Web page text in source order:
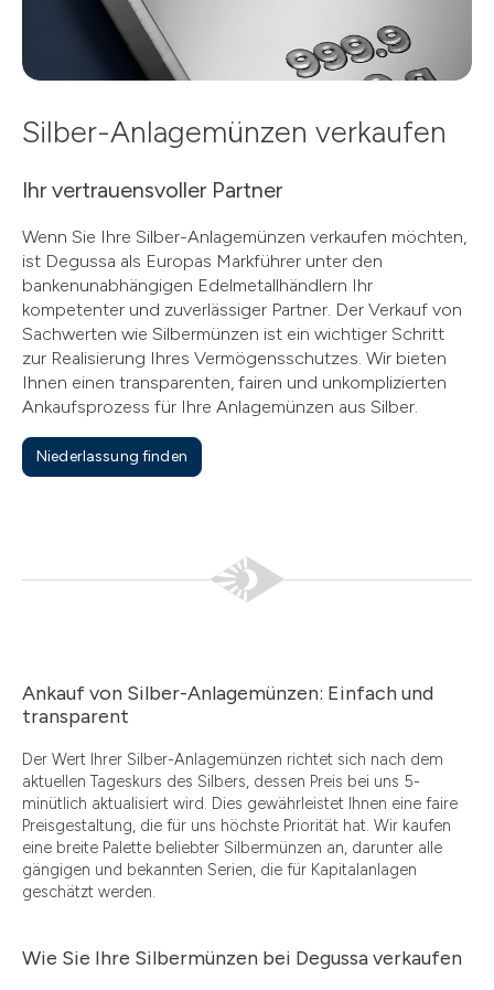
Silber-Anlagemünzen verkaufen
Ihr vertrauensvoller Partner
Wenn Sie Ihre Silber-Anlagemünzen verkaufen möchten,
ist Degussa als Europas Markführer unter den
bankenunabhängigen Edelmetallhändlern Ihr
kompetenter und zuverlässiger Partner. Der Verkauf von
Sachwerten wie Silbermünzen ist ein wichtiger Schritt
zur Realisierung Ihres Vermögensschutzes. Wir bieten
Ihnen einen transparenten, fairen und unkomplizierten
Ankaufsprozess für Ihre Anlagemünzen aus Silber.
Niederlassung finden
Ankauf von Silber-Anlagemünzen: Einfach und
transparent
Der Wert Ihrer Silber-Anlagemünzen richtet sich nach dem
aktuellen Tageskurs des Silbers, dessen Preis bei uns 5-
minütlich aktualisiert wird. Dies gewährleistet Ihnen eine faire
Preisgestaltung, die für uns höchste Priorität hat. Wir kaufen
eine breite Palette beliebter Silbermünzen an, darunter alle
gängigen und bekannten Serien, die für Kapitalanlagen
geschätzt werden.
Wie Sie Ihre Silbermünzen bei Degussa verkaufen